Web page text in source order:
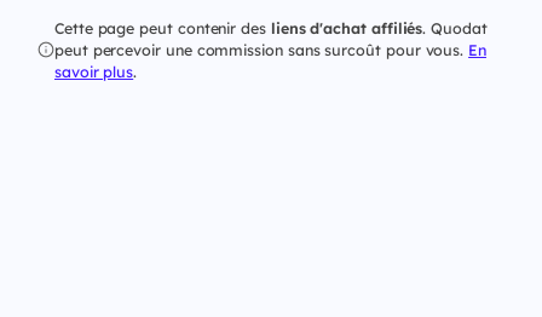
Cette page peut contenir des liens d'achat affiliés. Quodat
peut percevoir une commission sans surcoût pour vous. En
savoir plus.